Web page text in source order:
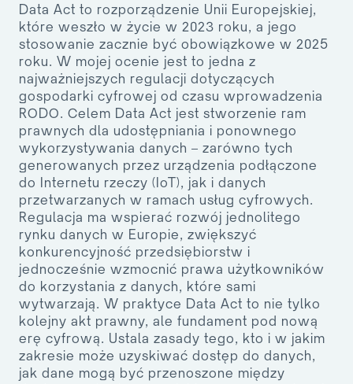
Data Act to rozporządzenie Unii Europejskiej,
które weszło w życie w 2023 roku, a jego
stosowanie zacznie być obowiązkowe w 2025
roku. W mojej ocenie jest to jedna z
najważniejszych regulacji dotyczących
gospodarki cyfrowej od czasu wprowadzenia
RODO. Celem Data Act jest stworzenie ram
prawnych dla udostępniania i ponownego
wykorzystywania danych – zarówno tych
generowanych przez urządzenia podłączone
do Internetu rzeczy (IoT), jak i danych
przetwarzanych w ramach usług cyfrowych.
Regulacja ma wspierać rozwój jednolitego
rynku danych w Europie, zwiększyć
konkurencyjność przedsiębiorstw i
jednocześnie wzmocnić prawa użytkowników
do korzystania z danych, które sami
wytwarzają. W praktyce Data Act to nie tylko
kolejny akt prawny, ale fundament pod nową
erę cyfrową. Ustala zasady tego, kto i w jakim
zakresie może uzyskiwać dostęp do danych,
jak dane mogą być przenoszone między